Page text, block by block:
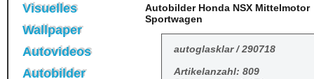
Visuelles
Wallpaper
Autovideos
Autobilder
Autobilder Honda NSX Mittelmotor
Sportwagen
autoglasklar / 290718
Artikelanzahl: 809